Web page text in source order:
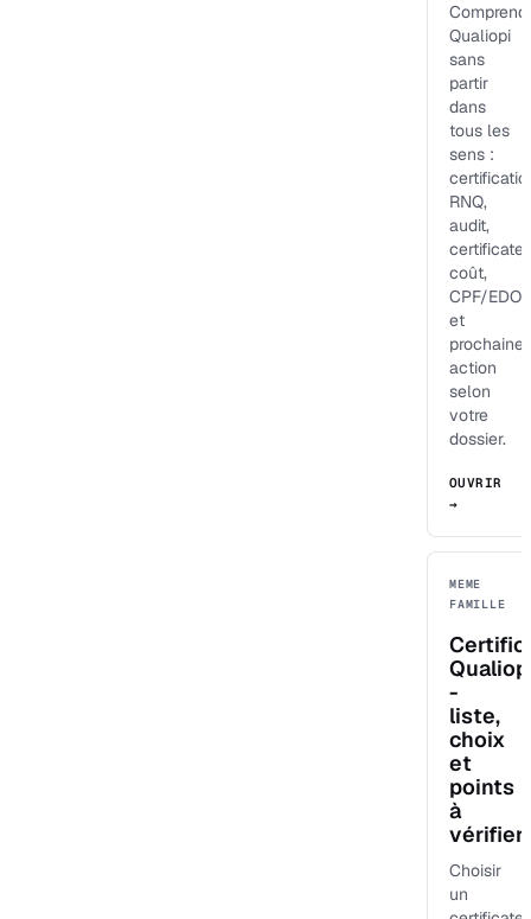
Qualiopi
sans
partir
dans
tous les
sens :
RNQ,
audit,
coût,
CPF/EDOF
et
prochaine
action
selon
votre
dossier.
OUVRIR
→
MEME
FAMILLE
-
liste,
choix
et
points
à
vérifier
Choisir
un